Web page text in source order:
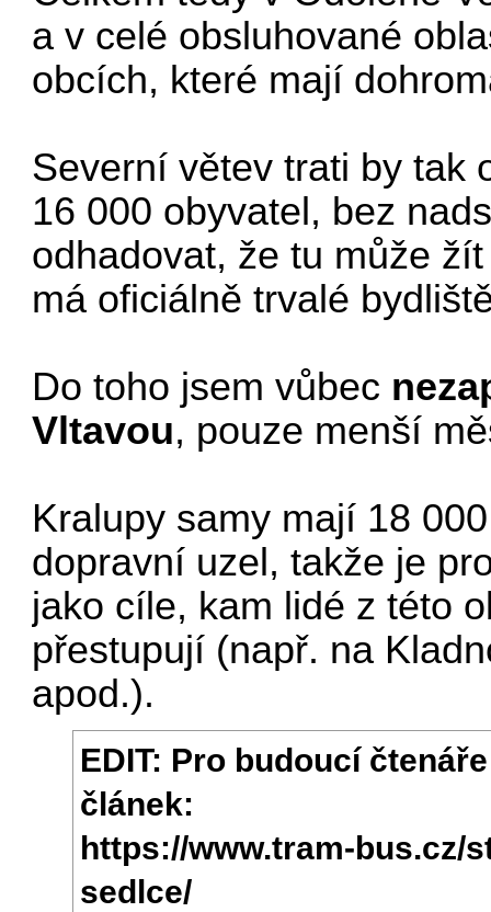
a v celé obsluhované
obcích, které mají
Severní větev trati by tak
16 000 obyvatel, bez
odhadovat, že tu může
má oficiálně trvalé
Do toho jsem vůbec
Vltavou, pouze menší
Kralupy samy mají 18
dopravní uzel, takže je
jako cíle, kam lidé z této
přestupují (např. na
apod.).
EDIT: Pro budoucí
článek:
https://www.tram-bus.cz/
sedlce/